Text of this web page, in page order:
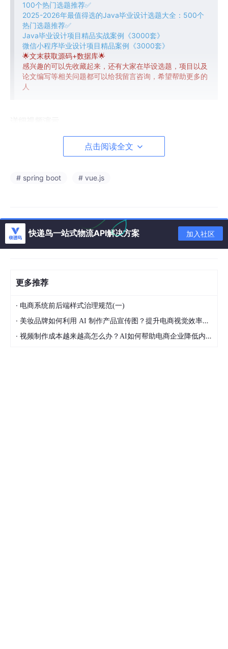
100个热门选题推荐✅
2025-2026年最值得选的Java毕业设计选题大全：500个
热门选题推荐✅
Java毕业设计项目精品实战案例《3000套》
微信小程序毕业设计项目精品案例《3000套》
🌟文末获取源码+数据库🌟
感兴趣的可以先收藏起来，还有大家在毕设选题，项目以及
论文编写等相关问题都可以给我留言咨询，希望帮助更多的
人
请联系我获取更详细的演示视频
具体实现截图
点击阅读全文
# spring boot # vue.js
快递鸟一站式物流API解决方案 加入社区
更多推荐
· 电商系统前后端样式治理规范(一)
· 美妆品牌如何利用 AI 制作产品宣传图？提升电商视觉效率的方法
· 视频制作成本越来越高怎么办？AI如何帮助电商企业降低内容生产压力